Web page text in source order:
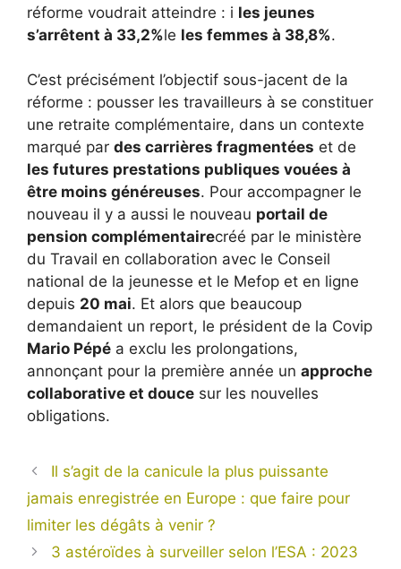
réforme voudrait atteindre : i les jeunes
s’arrêtent à 33,2%le les femmes à 38,8%.
C’est précisément l’objectif sous-jacent de la
réforme : pousser les travailleurs à se constituer
une retraite complémentaire, dans un contexte
marqué par des carrières fragmentées et de
les futures prestations publiques vouées à
être moins généreuses. Pour accompagner le
nouveau il y a aussi le nouveau portail de
pension complémentairecréé par le ministère
du Travail en collaboration avec le Conseil
national de la jeunesse et le Mefop et en ligne
depuis 20 mai. Et alors que beaucoup
demandaient un report, le président de la Covip
Mario Pépé a exclu les prolongations,
annonçant pour la première année un approche
collaborative et douce sur les nouvelles
obligations.
Il s’agit de la canicule la plus puissante
jamais enregistrée en Europe : que faire pour
limiter les dégâts à venir ?
3 astéroïdes à surveiller selon l’ESA : 2023